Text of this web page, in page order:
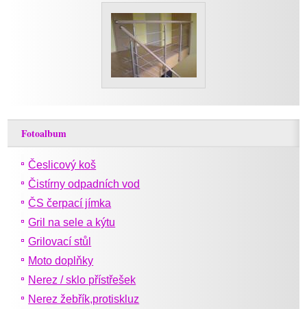
Fotoalbum
Česlicový koš
Čistírny odpadních vod
ČS čerpací jímka
Gril na sele a kýtu
Grilovací stůl
Moto doplňky
Nerez / sklo přístřešek
Nerez žebřík,protiskluz